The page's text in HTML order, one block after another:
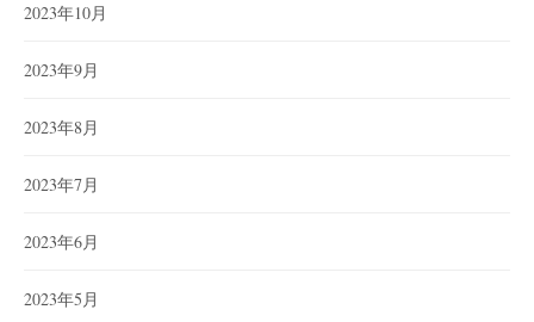
2023年10月
2023年9月
2023年8月
2023年7月
2023年6月
2023年5月